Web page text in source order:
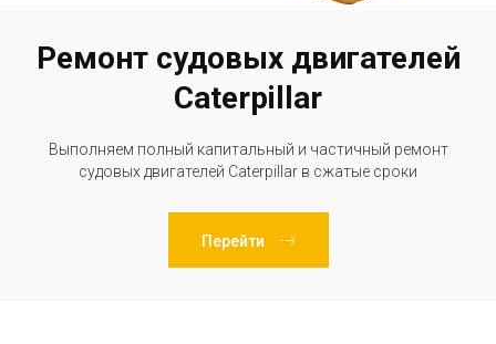
Ремонт судовых двигателей
Caterpillar
Выполняем полный капитальный и частичный ремонт
судовых двигателей Caterpillar в сжатые сроки
Перейти